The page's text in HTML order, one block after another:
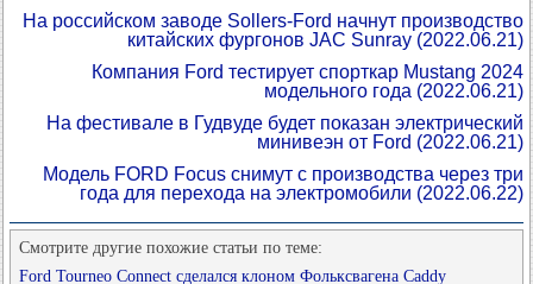
На российском заводе Sollers-Ford начнут производство
китайских фургонов JAC Sunray (2022.06.21)
Компания Ford тестирует спорткар Mustang 2024
модельного года (2022.06.21)
На фестивале в Гудвуде будет показан электрический
минивеэн от Ford (2022.06.21)
Модель FORD Focus снимут с производства через три
года для перехода на электромобили (2022.06.22)
Смотрите другие похожие статьи по теме:
Ford Tourneo Connect сделался клоном Фольксвагена Caddy